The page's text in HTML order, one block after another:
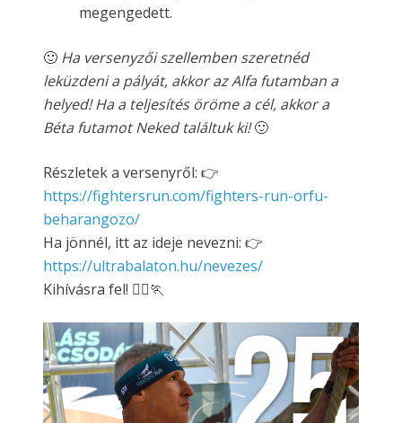
megengedett.
🙂 Ha versenyzői szellemben szeretnéd
leküzdeni a pályát, akkor az Alfa futamban a
helyed! Ha a teljesítés öröme a cél, akkor a
Béta futamot Neked találtuk ki!🙂
Részletek a versenyről: 👉
https://fightersrun.com/fighters-run-orfu-
beharangozo/
Ha jönnél, itt az ideje nevezni: 👉
https://ultrabalaton.hu/nevezes/
Kihívásra fel! 🏃‍♀️🏃